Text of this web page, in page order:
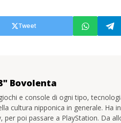
Tweet
Bovolenta
e console di ogni tipo,
cultura nipponica in generale. Ha
per poi passare a PlayStation. Da